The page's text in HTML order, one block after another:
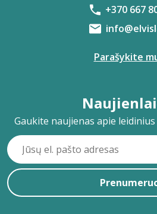
+370 667
Parašykite
Gaukite naujienas apie